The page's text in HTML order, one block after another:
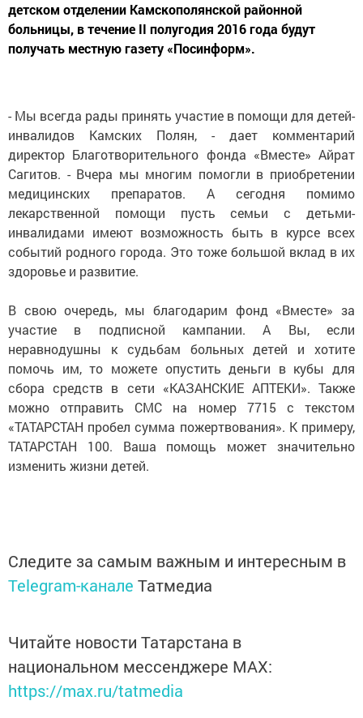
детском отделении Камскополянской районной
больницы, в течение II полугодия 2016 года будут
получать местную газету «Посинформ».
- Мы всегда рады принять участие в помощи для детей-
инвалидов Камских Полян, - дает комментарий
директор Благотворительного фонда «Вместе» Айрат
Сагитов. - Вчера мы многим помогли в приобретении
медицинских препаратов. А сегодня помимо
лекарственной помощи пусть семьи с детьми-
инвалидами имеют возможность быть в курсе всех
событий родного города. Это тоже большой вклад в их
здоровье и развитие.
В свою очередь, мы благодарим фонд «Вместе» за
участие в подписной кампании. А Вы, если
неравнодушны к судьбам больных детей и хотите
помочь им, то можете опустить деньги в кубы для
сбора средств в сети «КАЗАНСКИЕ АПТЕКИ». Также
можно отправить СМС на номер 7715 с текстом
«ТАТАРСТАН пробел сумма пожертвования». К примеру,
ТАТАРСТАН 100. Ваша помощь может значительно
изменить жизни детей.
Следите за самым важным и интересным в
Telegram-канале Татмедиа
Читайте новости Татарстана в
национальном мессенджере MАХ:
https://max.ru/tatmedia